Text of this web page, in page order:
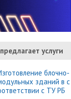
услуги
блочно-
зданий в с
с ТУ РБ